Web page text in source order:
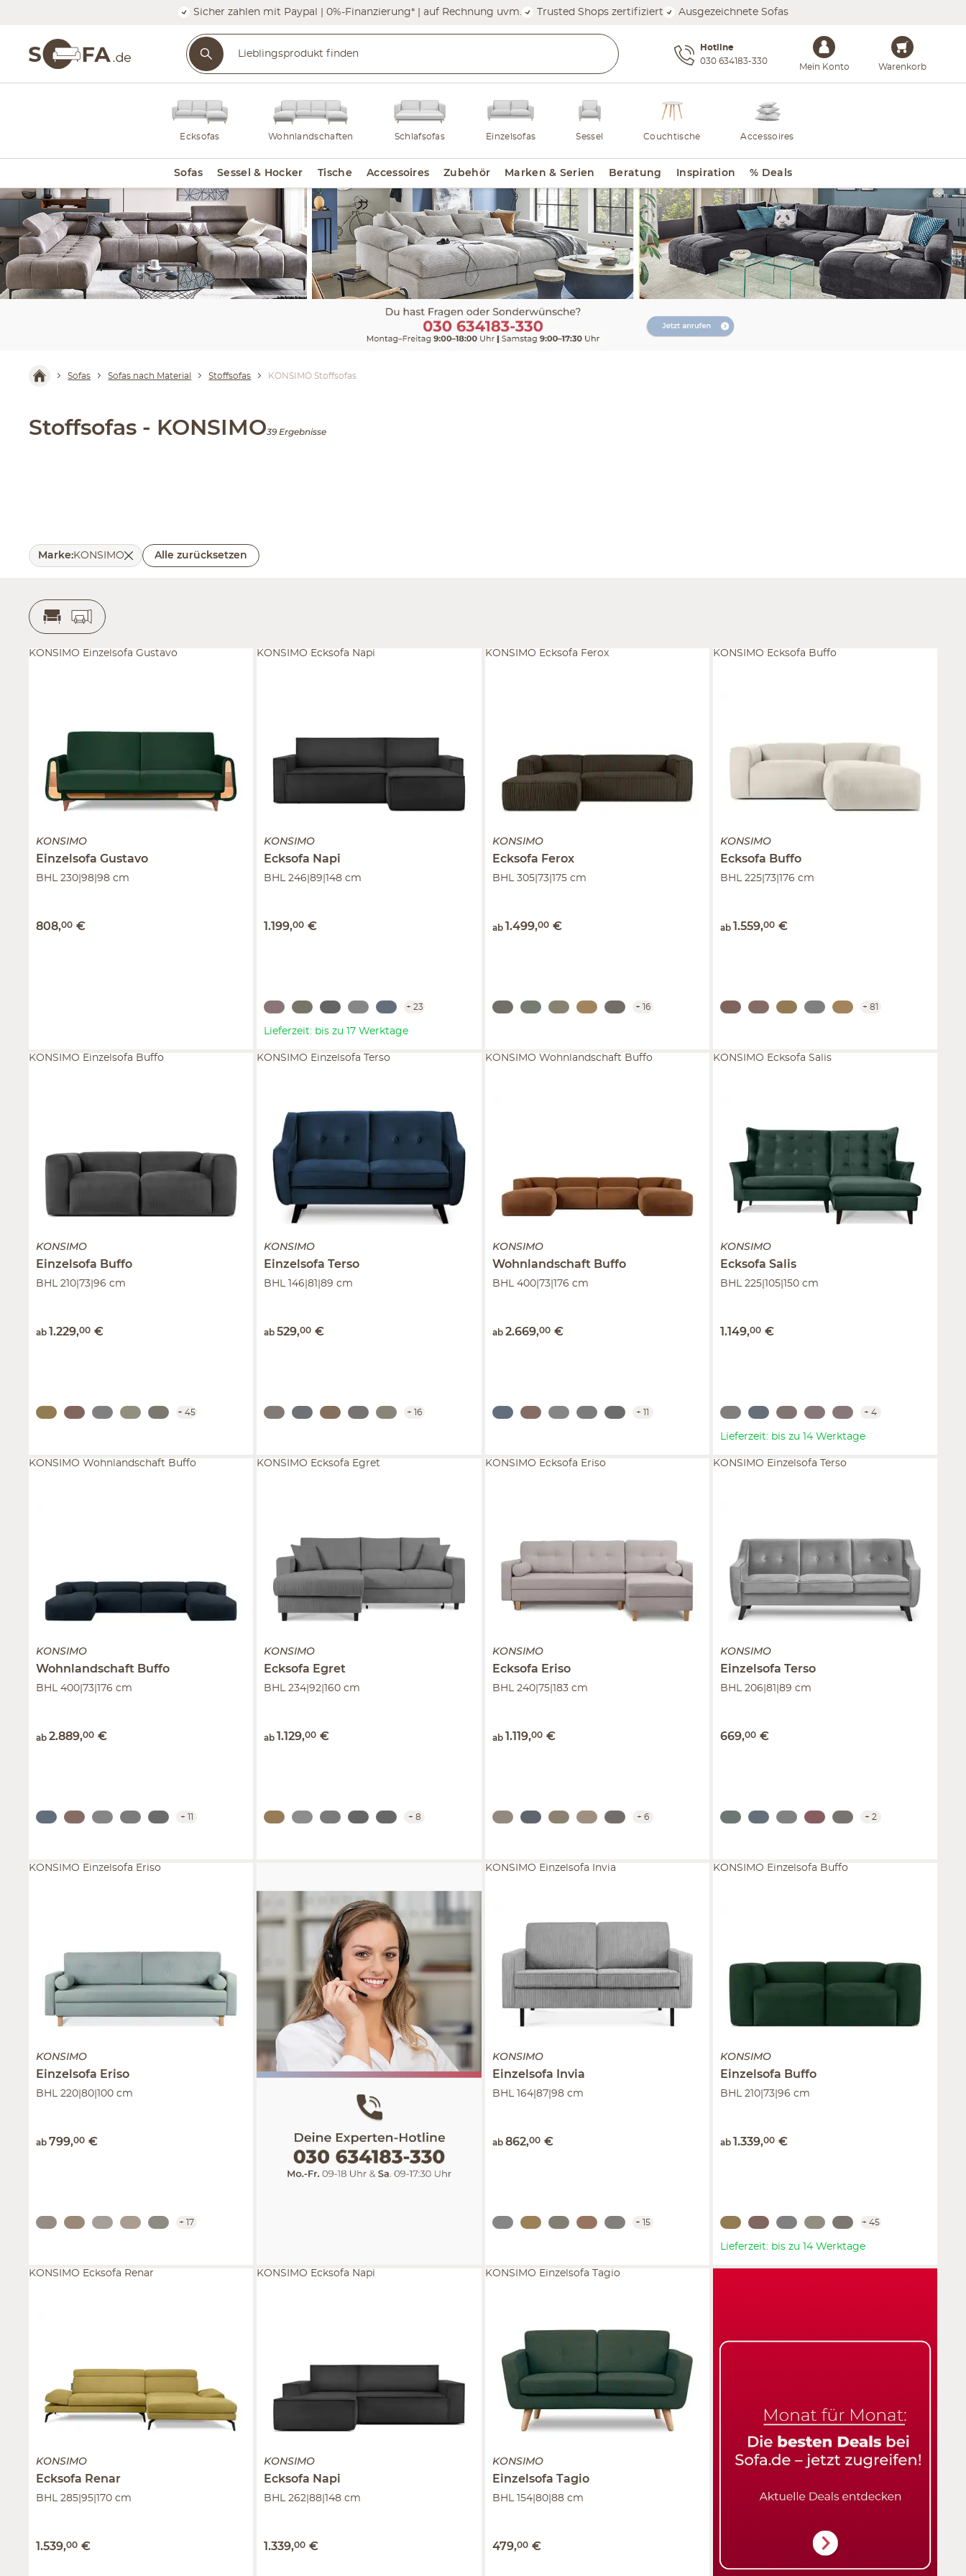
Sicher zahlen mit Paypal | 0%-Finanzierung* | auf Rechnung uvm. Trusted Shops zertifiziert Ausgezeichnete Sofas
Hotline
030 634183-330
Mein Konto Warenkorb
Ecksofas Wohnlandschaften Schlafsofas Einzelsofas Sessel Couchtische Accessoires
Sofas Sessel & Hocker Tische Accessoires Zubehör Marken & Serien Beratung Inspiration % Deals
Sofas Sofas nach Material Stoffsofas KONSIMO Stoffsofas
Stoffsofas - KONSIMO39 Ergebnisse
Marke:KONSIMO Alle zurücksetzen
KONSIMO
EinzelsofaGustavo
BHL 230|98|98 cm
808,00 €
KONSIMO Einzelsofa Gustavo
KONSIMO
Ecksofa Napi
BHL 246|89|148 cm
1.199,00 €
KONSIMO Ecksofa Napi
+ 23
Lieferzeit: bis zu 17 Werktage
KONSIMO
Ecksofa Ferox
BHL 305|73|175 cm
ab 1.499,00 €
KONSIMO Ecksofa Ferox
+ 16
KONSIMO
Ecksofa Buffo
BHL 225|73|176 cm
ab 1.559,00 €
KONSIMO Ecksofa Buffo
+81
KONSIMO
Einzelsofa Buffo
BHL 210|73|96 cm
ab 1.229,00 €
KONSIMO Einzelsofa Buffo
+45
KONSIMO
EinzelsofaTerso
BHL 146|81|89 cm
ab 529,00 €
KONSIMO Einzelsofa Terso
+16
KONSIMO
Wohnlandschaft Buffo
BHL 400|73|176 cm
ab 2.669,00 €
KONSIMO Wohnlandschaft Buffo
+ 11
KONSIMO
Ecksofa Salis
BHL 225|105|150 cm
1.149,00 €
KONSIMO Ecksofa Salis
+4
Lieferzeit: bis zu 14 Werktage
KONSIMO
Wohnlandschaft Buffo
BHL 400|73|176 cm
ab 2.889,00 €
KONSIMO Wohnlandschaft Buffo
+
KONSIMO
Ecksofa Egret
BHL 234|92|160 cm
ab 1.129,00 €
KONSIMO Ecksofa Egret
+ 8
KONSIMO
Ecksofa Eriso
BHL 240|75|183 cm
ab 1.119,00 €
KONSIMO Ecksofa Eriso
+ 6
KONSIMO
Einzelsofa Terso
BHL 206|81|89 cm
669,00 €
KONSIMO Einzelsofa Terso
+ 2
KONSIMO
Einzelsofa Eriso
BHL 220|80|100 cm
ab 799,00 €
KONSIMO Einzelsofa Eriso
+17
KONSIMO
Einzelsofa Invia
BHL 164|87|98 cm
ab 862,00 €
KONSIMO Einzelsofa Invia
+ 15
KONSIMO
Einzelsofa Buffo
BHL 210|73|96 cm
ab 1.339,00 €
KONSIMO Einzelsofa Buffo
+ 45
Lieferzeit: bis zu 14 Werktage
KONSIMO
Ecksofa Renar
BHL 285|95|170 cm
1.539,00 €
KONSIMO Ecksofa Renar
KONSIMO
Ecksofa Napi
BHL 262|88|148 cm
1.339,00 €
KONSIMO Ecksofa Napi
KONSIMO
Einzelsofa Tagio
BHL 154|80|88 cm
479,00 €
KONSIMO Einzelsofa Tagio